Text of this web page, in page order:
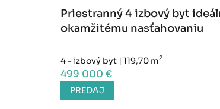
Priestranný 4 izbový byt
okamžitému nasťahovaniu
4 - izbový byt | 119,70 m2
499 000 €
PREDAJ